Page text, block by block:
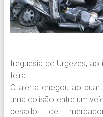
freguesia de Urgezes,
feira.
O alerta chegou ao
uma colisão entre um
pesado de